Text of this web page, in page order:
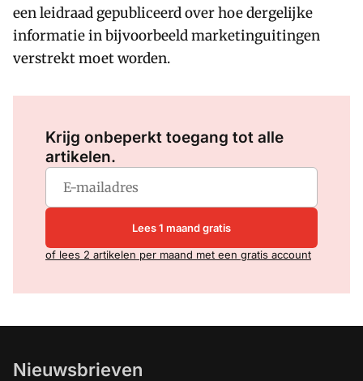
een leidraad gepubliceerd over hoe dergelijke
informatie in bijvoorbeeld marketinguitingen
verstrekt moet worden.
Krijg onbeperkt toegang tot alle
artikelen.
Lees 1 maand gratis
of lees 2 artikelen per maand met een gratis account
Nieuwsbrieven